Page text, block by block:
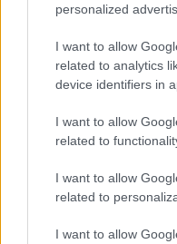
personalized
I want to allow
related to analytics
device identifiers in
I want to allow
related to
I want to allow
related to
I want to allow